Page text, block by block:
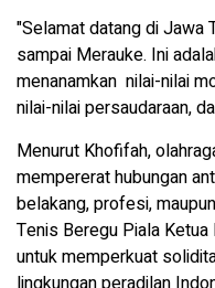
"Selamat datang di Jawa
sampai Merauke. Ini
menanamkan nilai-nilai
nilai-nilai persaudaraan,
Menurut Khofifah,
mempererat hubungan
belakang, profesi,
Tenis Beregu Piala
untuk memperkuat